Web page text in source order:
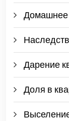
Домашнее
Дарение
Доля в